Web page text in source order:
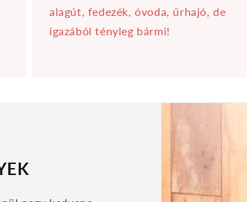
alagút, fedezék, óvoda, űrhajó, de
igazából tényleg bármi!